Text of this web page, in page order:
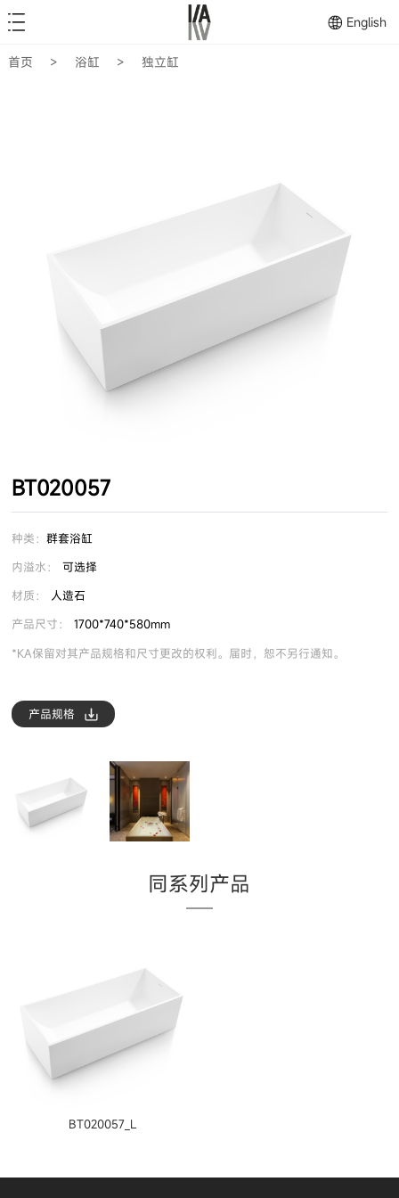
English
首页 > 浴缸 > 独立缸
BT020057
种类：群套浴缸
内溢水：
可选择
材质：
人造石
产品尺寸：
1700*740*580mm
*KA保留对其产品规格和尺寸更改的权利。届时，恕不另行通知。
产品规格
同系列产品
BT020057_L